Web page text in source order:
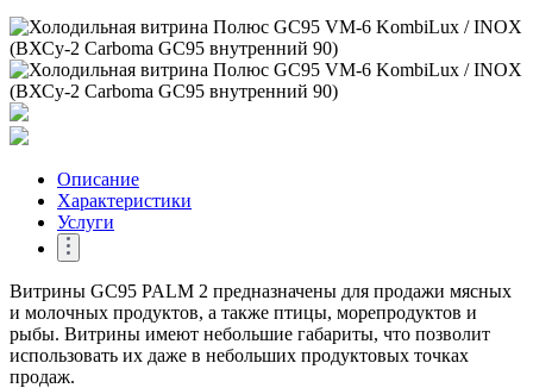
Описание
Характеристики
Услуги
Витрины GC95 PALM 2 предназначены для продажи мясных
и молочных продуктов, а также птицы, морепродуктов и
рыбы. Витрины имеют небольшие габариты, что позволит
использовать их даже в небольших продуктовых точках
продаж.